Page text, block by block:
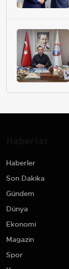
Haberler
Son Dakika
Gündem
Dünya
Ekonomi
Magazin
Spor